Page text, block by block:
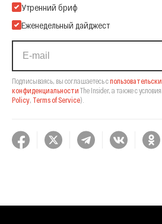
Подпишитесь на нашу Email-рассылку
Утренний бриф
Еженедельный дайджест
Подписываясь, вы соглашаетесь с
конфиденциальности The Insider, а также с
Policy, Terms of Service).